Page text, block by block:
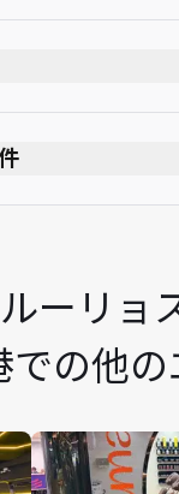
ビー
査を受けた後にあ
子タバコを含む)
は大人の同伴が必
can use
a single
applicable, be
accepted and at
is valid for
ーリョ
での他